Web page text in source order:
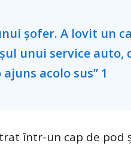
într-un cap de pod